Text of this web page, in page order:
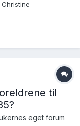
Christine
V96 Eg har
ikkje...
til
eget forum